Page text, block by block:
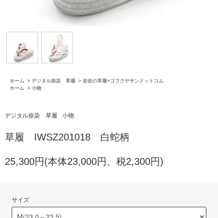
ホーム > デジタル捺染 草履 > 岩佐の草履×ゴフクヤサンドットコム
ホーム
> 小物
デジタル捺染 草履 小物
草履 IWSZ201018 白蛇柄
25,300円(本体23,000円、税2,300円)
サイズ